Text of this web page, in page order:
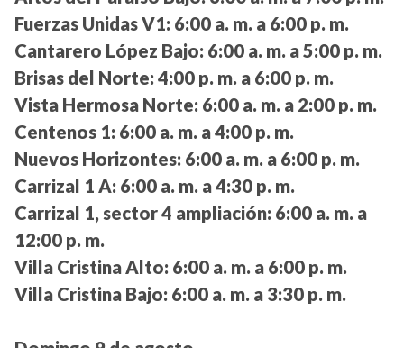
Fuerzas Unidas V1: 6:00 a. m. a 6:00 p. m.
Cantarero López Bajo: 6:00 a. m. a 5:00 p. m.
Brisas del Norte: 4:00 p. m. a 6:00 p. m.
Vista Hermosa Norte: 6:00 a. m. a 2:00 p. m.
Centenos 1: 6:00 a. m. a 4:00 p. m.
Nuevos Horizontes: 6:00 a. m. a 6:00 p. m.
Carrizal 1 A: 6:00 a. m. a 4:30 p. m.
Carrizal 1, sector 4 ampliación: 6:00 a. m. a
12:00 p. m.
Villa Cristina Alto: 6:00 a. m. a 6:00 p. m.
Villa Cristina Bajo: 6:00 a. m. a 3:30 p. m.